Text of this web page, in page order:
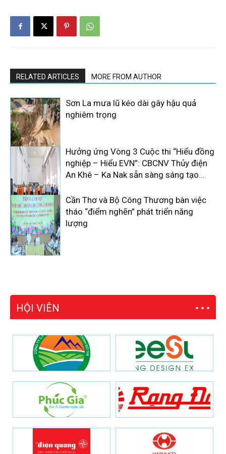
RELATED ARTICLES MORE FROM AUTHOR
Sơn La mưa lũ kéo dài gây hậu quả
nghiêm trọng
Hưởng ứng Vòng 3 Cuộc thi “Hiểu đồng
nghiệp – Hiểu EVN”: CBCNV Thủy điện
An Khê – Ka Nak sẵn sàng sáng tạo...
Cần Thơ và Bộ Công Thương bàn việc
tháo “điểm nghẽn” phát triển năng
lượng
HỘI VIÊN